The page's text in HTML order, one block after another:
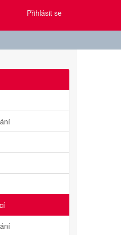
Přihlásit se